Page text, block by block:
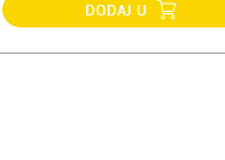
DODAJ U